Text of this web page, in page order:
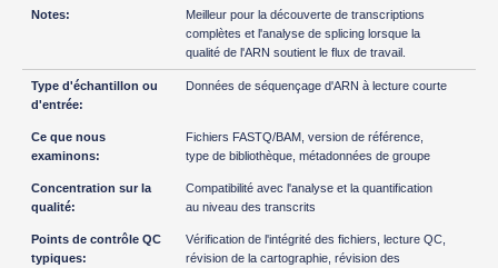
Meilleur pour la découverte de transcriptions
complètes et l'analyse de splicing lorsque la
qualité de l'ARN soutient le flux de travail.
Données de séquençage d'ARN à lecture courte
Fichiers FASTQ/BAM, version de référence,
type de bibliothèque, métadonnées de groupe
Compatibilité avec l'analyse et la quantification
au niveau des transcrits
Vérification de l'intégrité des fichiers, lecture QC,
révision de la cartographie, révision des